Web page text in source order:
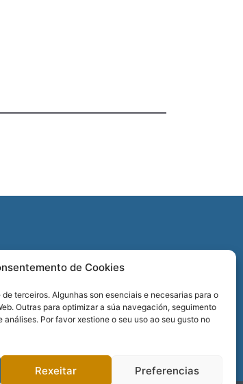
de Cookies
terceiros. Algunhas son esenciais e necesarias para o
Outras para optimizar a súa navegación, seguimento
análises. Por favor xestione o seu uso ao seu gusto no
Rexeitar Preferencias
SOCIAIS